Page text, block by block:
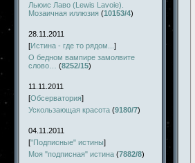
Льюис Лаво (Lewis Lavoie).
Мозаичная иллюзия (10153/4)
28.11.2011
[Истина - где то рядом... ]
О бедном вампире замолвите
слово…
(8252/15)
11.11.2011
[Обсерватория]
Ускользающая красота (9180/7)
04.11.2011
["Подписные" истины]
Моя "подписная" истина (7882/8)